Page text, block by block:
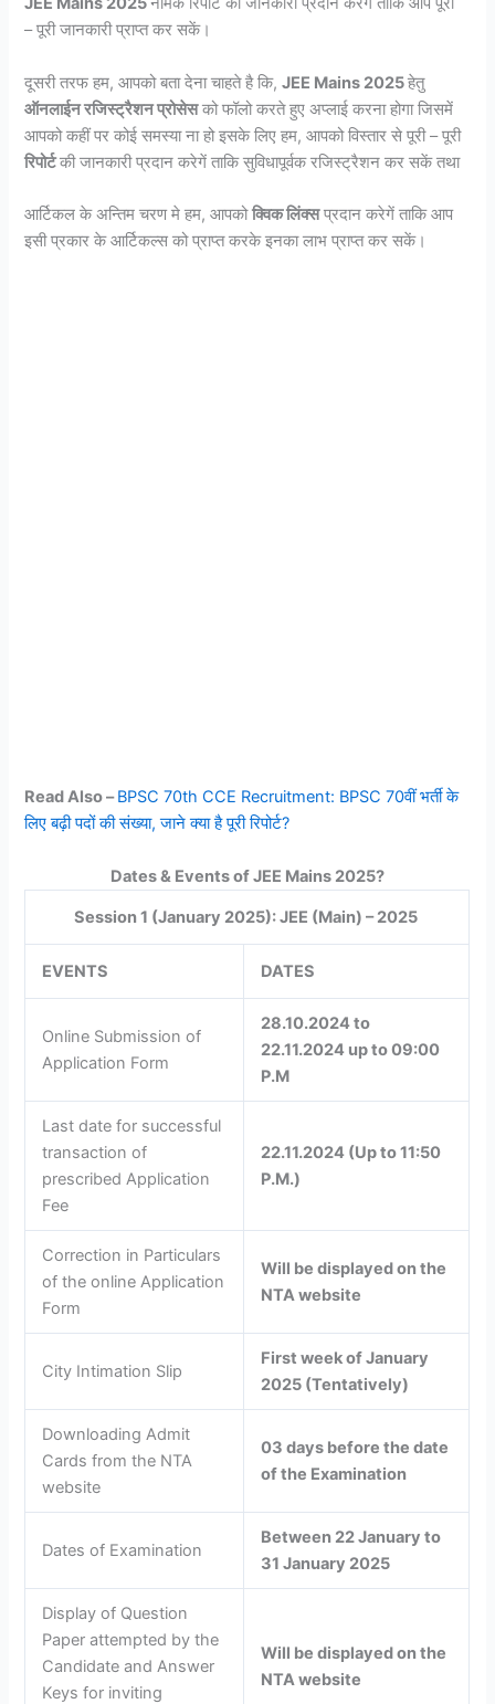
– पूरी जानकारी प्राप्त कर सकें।
दूसरी तरफ हम, आपको बता देना चाहते है कि,JEE Mains 2025हेतु
ऑनलाईन रजिस्ट्रैशन प्रोसेसको फॉलो करते हुए अप्लाई करना होगा जिसमें
आपको कहीं पर कोई समस्या ना हो इसके लिए हम, आपको विस्तार से पूरी – पूरी
रिपोर्टकी जानकारी प्रदान करेगें ताकि सुविधापूर्वक रजिस्ट्रैशन कर सकें तथा
आर्टिकल के अन्तिम चरण मे हम, आपकोक्विक लिंक्सप्रदान करेगें ताकि आप
इसी प्रकार के आर्टिकल्स को प्राप्त करके इनका लाभ प्राप्त कर सकें।
Read Also –BPSC 70th CCE Recruitment: BPSC 70वीं भर्ती के
लिए बढ़ी पदों की संख्या, जाने क्या है पूरी रिपोर्ट?
Dates & Events of JEE Mains 2025?
Session 1 (January 2025): JEE (Main) – 2025
EVENTS DATES
Online Submission of
Application Form
28.10.2024 to
22.11.2024 up to 09:00
P.M
Last date for successful
transaction of
prescribed Application
Fee
22.11.2024 (Up to 11:50
P.M.)
Correction in Particulars
of the online Application
Form
Will be displayed on the
NTA website
City Intimation Slip
First week of January
2025 (Tentatively)
Downloading Admit
Cards from the NTA
website
03 days before the date
of the Examination
Dates of Examination
Between 22 January to
31 January 2025
Display of Question
Paper attempted by the
Candidate and Answer
Keys for inviting
Will be displayed on the
NTA website